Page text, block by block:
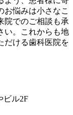
お悩みは小さなこ
院でのご相談も承
い。これからも地
だける歯科医院を
ビル2F